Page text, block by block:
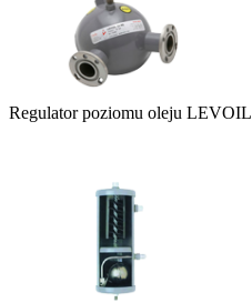
Regulator poziomu oleju LEVOIL